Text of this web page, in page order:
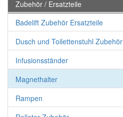
Zubehör / Ersatzteile
Badelift Zubehör Ersatzteile
Dusch und Toilettenstuhl Zubehör
Infusionsständer
Magnethalter
Rampen